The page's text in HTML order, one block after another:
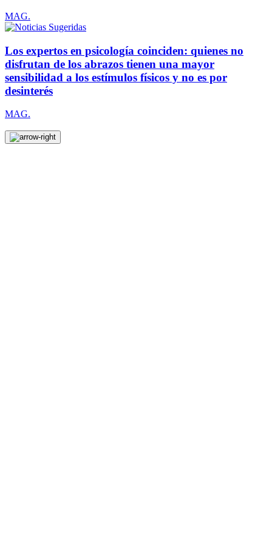
MAG.
Los expertos en psicología coinciden: quienes no
disfrutan de los abrazos tienen una mayor
sensibilidad a los estímulos físicos y no es por
desinterés
MAG.